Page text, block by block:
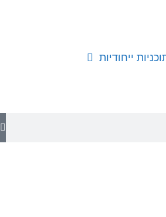
ייחודיות